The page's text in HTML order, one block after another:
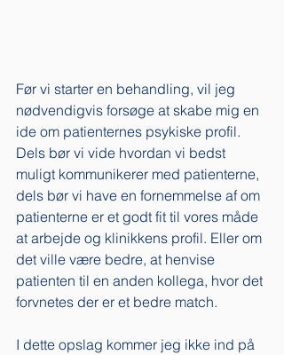
Før vi starter en behandling, vil jeg
nødvendigvis forsøge at skabe mig en
ide om patienternes psykiske profil.
Dels bør vi vide hvordan vi bedst
muligt kommunikerer med patienterne,
dels bør vi have en fornemmelse af om
patienterne er et godt fit til vores måde
at arbejde og klinikkens profil. Eller om
det ville være bedre, at henvise
patienten til en anden kollega, hvor det
forvnetes der er et bedre match.
I dette opslag kommer jeg ikke ind på